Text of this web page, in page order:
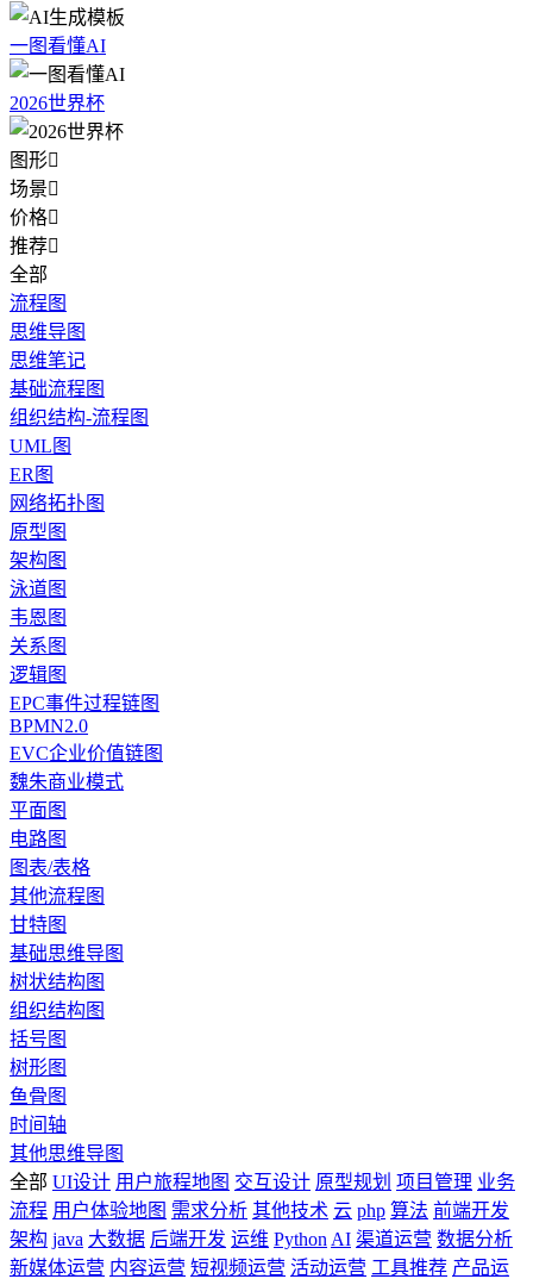
一图看懂AI
2026世界杯
图形
场景
价格
推荐
全部
流程图
思维导图
思维笔记
基础流程图
组织结构-流程图
UML图
ER图
网络拓扑图
原型图
架构图
泳道图
韦恩图
关系图
逻辑图
EPC事件过程链图
BPMN2.0
EVC企业价值链图
魏朱商业模式
平面图
电路图
图表/表格
其他流程图
甘特图
基础思维导图
树状结构图
组织结构图
括号图
树形图
鱼骨图
时间轴
其他思维导图
全部 UI设计 用户旅程地图 交互设计 原型规划 项目管理 业务
流程 用户体验地图 需求分析 其他技术 云 php 算法 前端开发
架构 java 大数据 后端开发 运维 Python AI 渠道运营 数据分析
新媒体运营 内容运营 短视频运营 活动运营 工具推荐 产品运